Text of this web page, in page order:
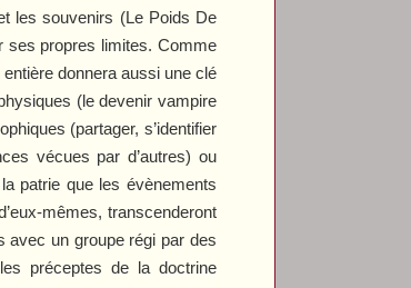
les souvenirs (Le Poids De
ses propres limites. Comme
donnera aussi une clé
(le devenir vampire
(partager, s’identifier
vécues par d’autres) ou
patrie que les évènements
mêmes, transcenderont
avec un groupe régi par des
préceptes de la doctrine